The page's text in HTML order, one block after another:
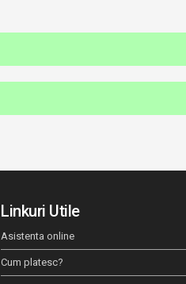
Linkuri Utile
Asistenta online
Cum platesc?